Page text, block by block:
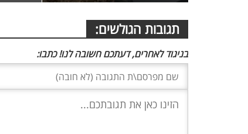
תגובות הגולשים:
בניגוד לאחרים, דעתכם חשובה לנו! כתבו: